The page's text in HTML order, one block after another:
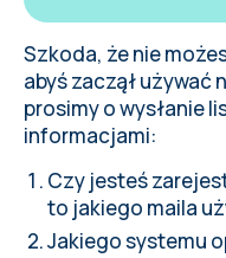
Szkoda, że nie
abyś zaczął używać
prosimy owysłanie
informacjami:
Czy jesteś
to jakiego maila
Jakiego systemu